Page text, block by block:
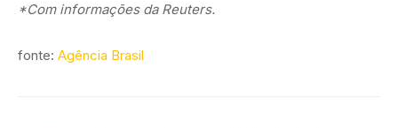
*Com informações da Reuters.
fonte: Agência Brasil